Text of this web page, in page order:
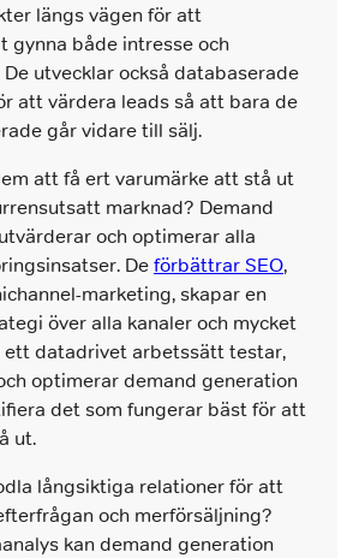
längs vägen för att
gynna både intresse och
utvecklar också databaserade
att värdera leads så att bara de
går vidare till sälj.
att få ert varumärke att stå ut
marknad? Demand
och optimerar alla
Deförbättrar SEO,
marketing, skapar en
över alla kanaler och mycket
ett datadrivet arbetssätt testar,
optimerar demand generation
det som fungerar bäst för att
ut.
långsiktiga relationer för att
och merförsäljning?
kan demand generation